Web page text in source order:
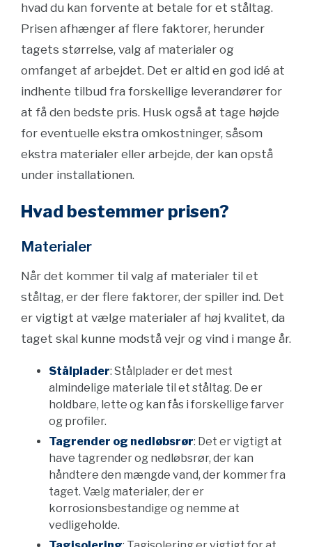
hvad du kan forvente at betale for et ståltag.
Prisen afhænger af flere faktorer, herunder
tagets størrelse, valg af materialer og
omfanget af arbejdet. Det er altid en god idé at
indhente tilbud fra forskellige leverandører for
at få den bedste pris. Husk også at tage højde
for eventuelle ekstra omkostninger, såsom
ekstra materialer eller arbejde, der kan opstå
under installationen.
Hvad bestemmer prisen?
Materialer
Når det kommer til valg af materialer til et
ståltag, er der flere faktorer, der spiller ind. Det
er vigtigt at vælge materialer af høj kvalitet, da
taget skal kunne modstå vejr og vind i mange år.
Stålplader: Stålplader er det mest
almindelige materiale til et ståltag. De er
holdbare, lette og kan fås i forskellige farver
og profiler.
Tagrender og nedløbsrør: Det er vigtigt at
have tagrender og nedløbsrør, der kan
håndtere den mængde vand, der kommer fra
taget. Vælg materialer, der er
korrosionsbestandige og nemme at
vedligeholde.